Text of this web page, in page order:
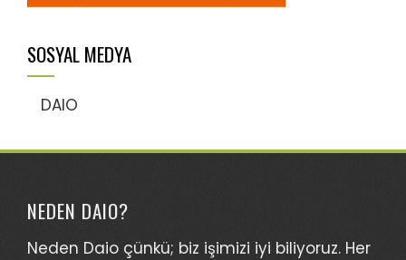
SOSYAL MEDYA
DAIO
NEDEN DAIO?
Neden Daio çünkü; biz işimizi iyi biliyoruz. Her